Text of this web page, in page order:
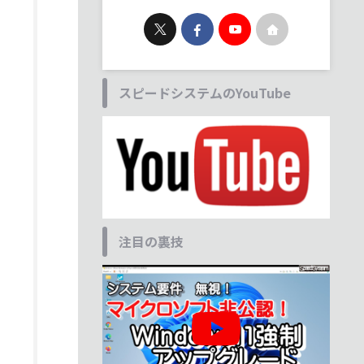
スピードシステムのYouTube
注目の裏技